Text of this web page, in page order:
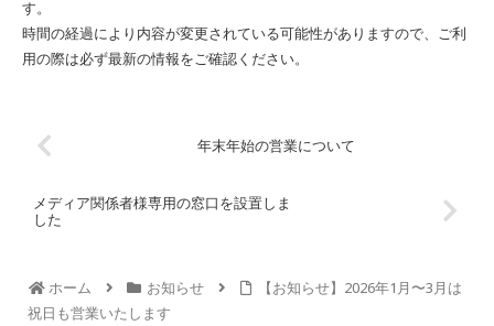
す。
時間の経過により内容が変更されている可能性がありますので、ご利
用の際は必ず最新の情報をご確認ください。
年末年始の営業について
メディア関係者様専用の窓口を設置しま
した
ホーム お知らせ
【お知らせ】2026年1月〜3月は
祝日も営業いたします